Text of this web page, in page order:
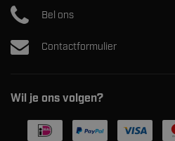
Bel ons
Contactformulier
Wil je ons volgen?